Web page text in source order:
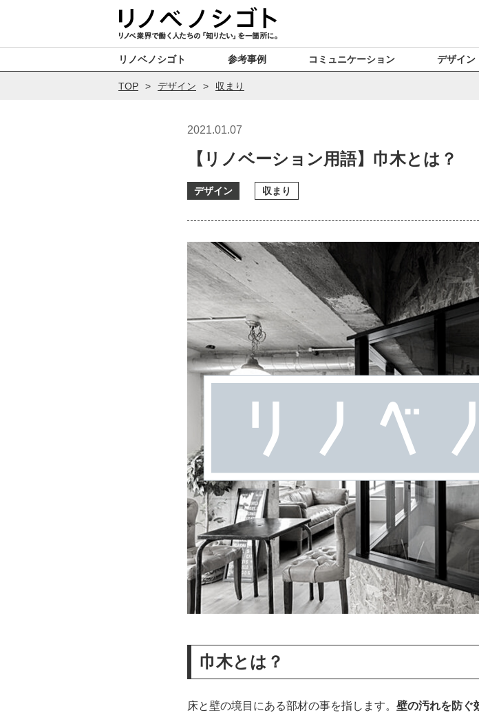
リノベノシゴト 参考事例 コミュニケーション デザイン
TOP デザイン 収まり
2021.01.07
【リノベーション用語】巾木とは？
デザイン 収まり
巾木とは？
床と壁の境目にある部材の事を指します。 壁の汚れを防ぐ